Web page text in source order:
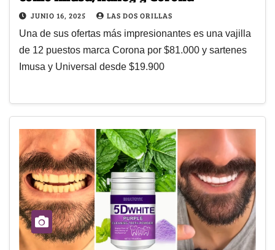
JUNIO 16, 2025 LAS DOS ORILLAS
Una de sus ofertas más impresionantes es una vajilla
de 12 puestos marca Corona por $81.000 y sartenes
Imusa y Universal desde $19.900